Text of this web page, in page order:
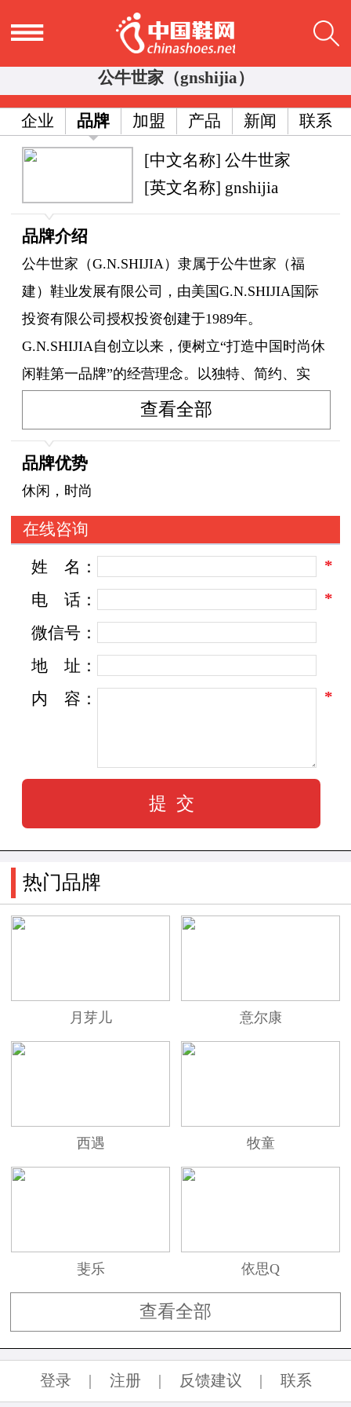
公牛世家（gnshijia）
企业 品牌 加盟 产品 新闻 联系
[中文名称] 公牛世家
[英文名称] gnshijia
品牌介绍
公牛世家（G.N.SHIJIA）隶属于公牛世家（福
建）鞋业发展有限公司，由美国G.N.SHIJIA国际
投资有限公司授权投资创建于1989年。
G.N.SHIJIA自创立以来，便树立“打造中国时尚休
闲鞋第一品牌”的经营理念。以独特、简约、实
用、休闲的设计风格，融汇历史的积淀和时尚的
潮流，形成了自己的卓而不群的独特气质，也造
就了独具特色的公牛世家（G.N.SHIJIA）休闲文
化，赢得了众多消费者的喜欢，被认为是时尚韵
家（G.N.SHIJIA）品牌的强大包容力和生命力。
查看全部
品牌优势
休闲，时尚
在线咨询
姓
名：
*
电
话：
*
微信号：
地
址：
内
容： *
热门品牌
月芽儿 意尔康
西遇 牧童
斐乐 依思Q
查看全部
登录 注册 反馈建议 联系